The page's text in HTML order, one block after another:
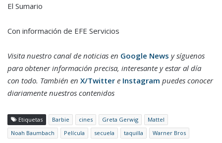
El Sumario
Con información de EFE Servicios
Visita nuestro canal de noticias en Google News y síguenos
para obtener información precisa, interesante y estar al día
con todo. También en X/Twitter e Instagram puedes conocer
diariamente nuestros contenidos
Etiquetas Barbie cines Greta Gerwig
Mattel
Noah Baumbach
Película secuela taquilla Warner Bros